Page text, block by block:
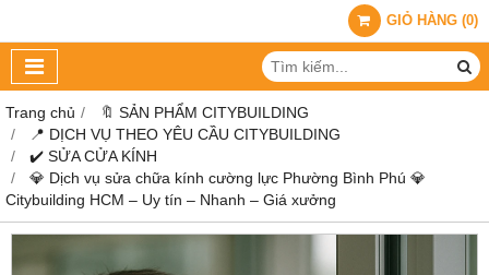
GIỎ HÀNG (0)
Trang chủ
🔖 SẢN PHẨM CITYBUILDING
📍 DỊCH VỤ THEO YÊU CẦU CITYBUILDING
✔️ SỬA CỬA KÍNH
💎 Dịch vụ sửa chữa kính cường lực Phường Bình Phú 💎
Citybuilding HCM – Uy tín – Nhanh – Giá xưởng